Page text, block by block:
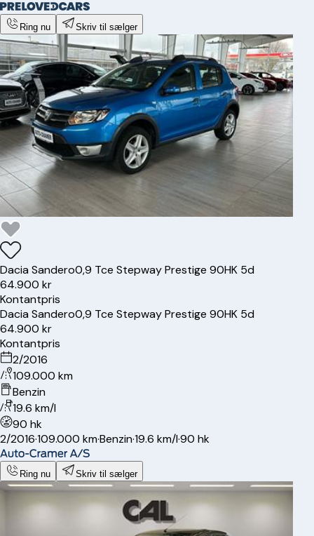
Ring nu Skriv til sælger
DaciaSandero0,9 Tce Stepway Prestige 90HK 5d
64.900 kr
Kontantpris
DaciaSandero0,9 Tce Stepway Prestige 90HK 5d
64.900 kr
Kontantpris
2/2016
109.000 km
Benzin
19.6 km/l
90 hk
2/2016·109.000 km·Benzin·19.6 km/l·90 hk
Ring nu Skriv til sælger